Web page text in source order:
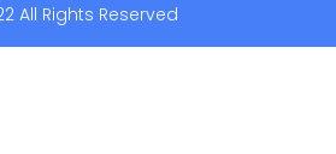
All Rights Reserved